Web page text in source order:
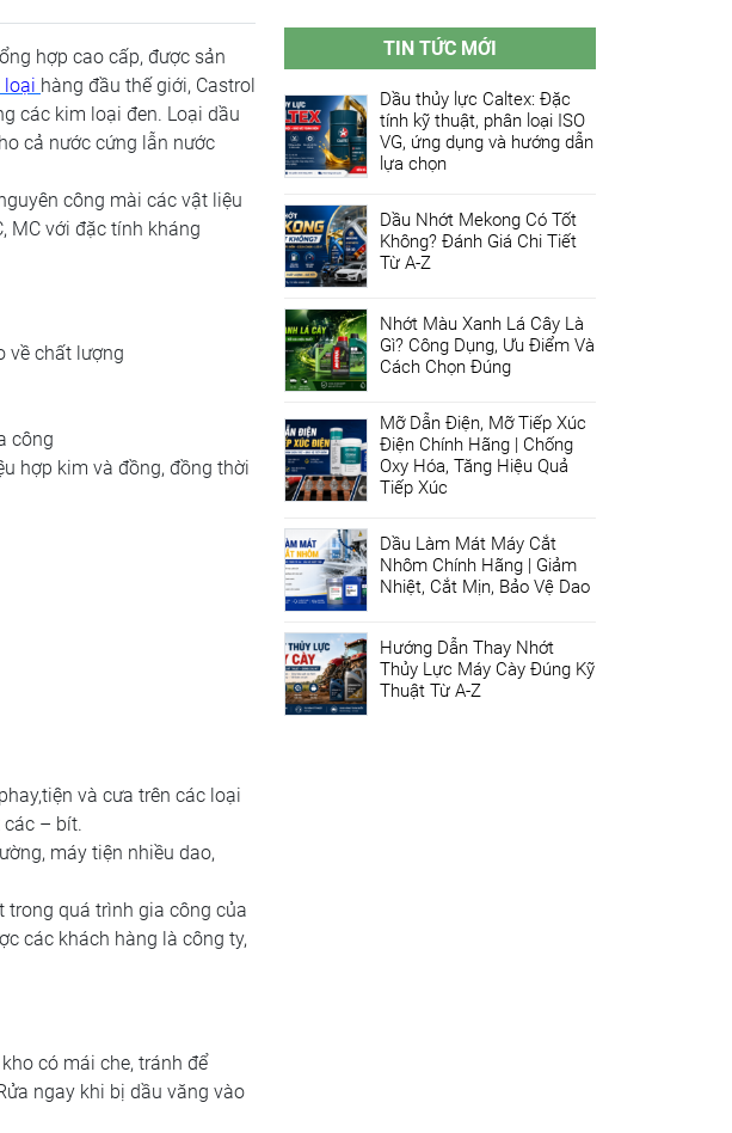
hợp cao cấp, được sản
loại hàng đầu thế giới, Castrol
các kim loại đen. Loại dầu
cả nước cứng lẫn nước
công mài các vật liệu
MC với đặc tính kháng
về chất lượng
công
hợp kim và đồng, đồng thời
và cưa trên các loại
– bít.
máy tiện nhiều dao,
quá trình gia công của
các khách hàng là công ty,
có mái che, tránh để
ngay khi bị dầu văng vào
TIN TỨC MỚI
Dầu thủy lực Caltex: Đặc
tính kỹ thuật, phân loại ISO
VG, ứng dụng và hướng dẫn
lựa chọn
Dầu Nhớt Mekong Có Tốt
Không? Đánh Giá Chi Tiết
Từ A-Z
Nhớt Màu Xanh Lá Cây Là
Gì? Công Dụng, Ưu Điểm Và
Cách Chọn Đúng
Mỡ Dẫn Điện, Mỡ Tiếp Xúc
Điện Chính Hãng | Chống
Oxy Hóa, Tăng Hiệu Quả
Tiếp Xúc
Dầu Làm Mát Máy Cắt
Nhôm Chính Hãng | Giảm
Nhiệt, Cắt Mịn, Bảo Vệ Dao
Hướng Dẫn Thay Nhớt
Thủy Lực Máy Cày Đúng Kỹ
Thuật Từ A-Z